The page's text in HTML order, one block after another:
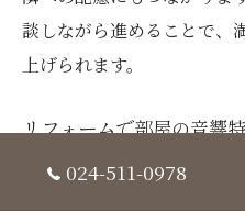
談しながら進めることで、
上げられます。
リフォームで部屋の音響
部屋の音響特性を高めるに
スを考慮したリフォームが
024-511-0978